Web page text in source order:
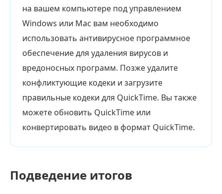
на вашем компьютере под управлением
Windows или Mac вам необходимо
использовать антивирусное программное
обеспечение для удаления вирусов и
вредоносных программ. Позже удалите
конфликтующие кодеки и загрузите
правильные кодеки для QuickTime. Вы также
можете обновить QuickTime или
конвертировать видео в формат QuickTime.
Подведение итогов